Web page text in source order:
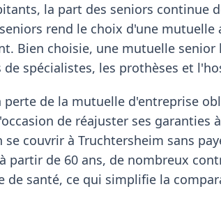
la part des seniors continue
rend le choix d'une mutuelle
Bien choisie, une mutuelle senior
spécialistes, les prothèses et
de la mutuelle d'entreprise
de réajuster ses garanties
couvrir à Truchtersheim sans
partir de 60 ans, de nombreux
de santé, ce qui simplifie la